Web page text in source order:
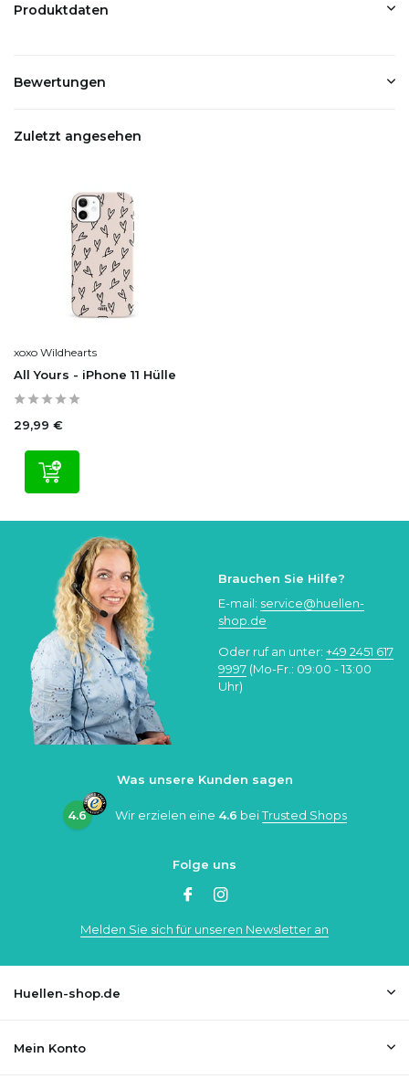
Produktdaten
Bewertungen
Zuletzt angesehen
xoxo Wildhearts
All Yours - iPhone 11 Hülle
29,99 €
Brauchen Sie Hilfe?
E-mail: service@huellen-
shop.de
Oder ruf an unter: +49 2451 617
9997 (Mo-Fr.: 09:00 - 13:00
Uhr)
Was unsere Kunden sagen
4.6 Wir erzielen eine 4.6 beiTrusted Shops
Folge uns
Melden Sie sich für unseren Newsletter an
Huellen-shop.de
Mein Konto